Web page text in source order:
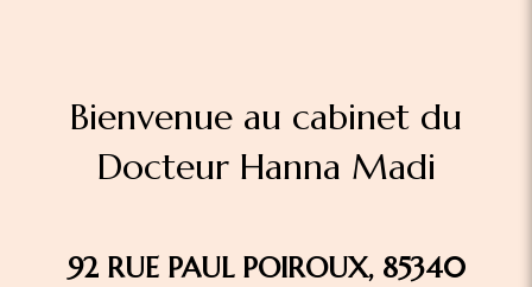
Bienvenue au cabinet du
Docteur Hanna Madi
92 RUE PAUL POIROUX, 85340